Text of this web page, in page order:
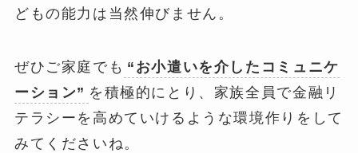
どもの能力は当然伸びません。
ぜひご家庭でも “お小遣いを介したコミュニケ
ーション” を積極的にとり、家族全員で金融リ
テラシーを高めていけるような環境作りをして
みてくださいね。